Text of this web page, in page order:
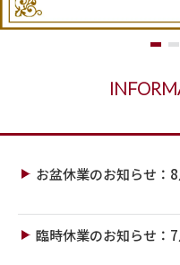
お盆休業のお知らせ：
臨時休業のお知らせ：